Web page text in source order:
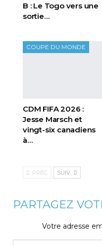
B : Le Togo vers une
sortie…
COUPE DU MONDE
CDM FIFA 2026 :
Jesse Marsch et
vingt-six canadiens
à…
PRÉC. SUIV.
PARTAGEZ
Votre adresse